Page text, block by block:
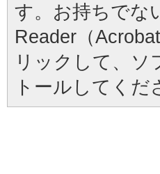
す。お持ちでな
Reader（
リックして、
トールしてくだ